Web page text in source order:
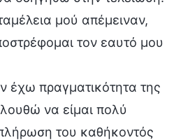
μού απέμειναν,
τον εαυτό μου
έχω πραγματικότητα της
να είμαι πολύ
του καθήκοντός